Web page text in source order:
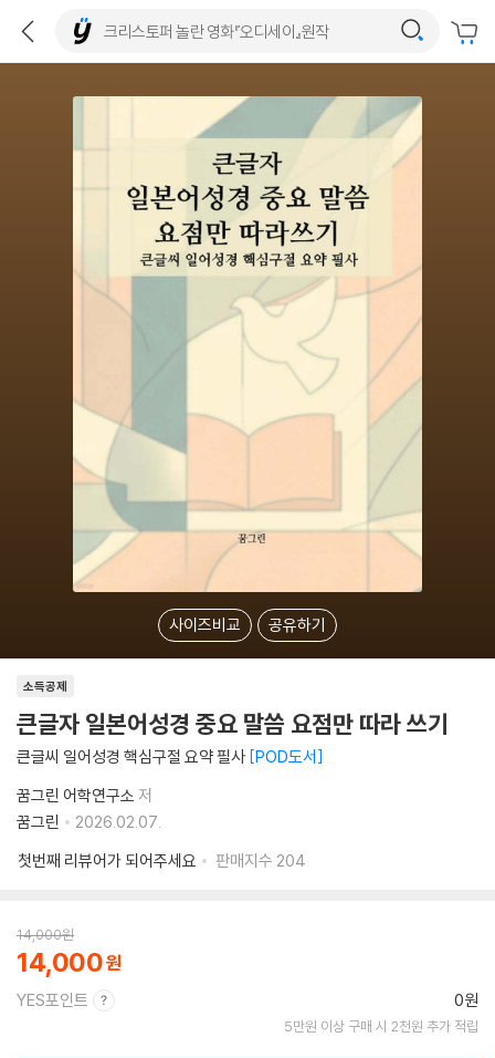
사이즈비교 공유하기
소득공제
큰글자 일본어성경 중요 말씀 요점만 따라 쓰기
큰글씨 일어성경 핵심구절 요약 필사 POD도서
꿈그린 어학연구소 저
꿈그린
2026.02.07.
첫번째 리뷰어가 되어주세요
판매지수 204
14,000원
14,000
YES포인트 0원
5만원 이상 구매 시 2천원 추가 적립